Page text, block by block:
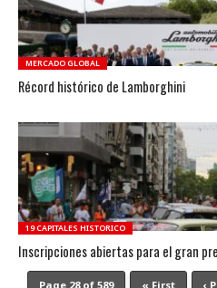
MERCADO GLOBAL
Récord histórico de Lamborghini
19 CAPITALES HISTORICO
Inscripciones abiertas para el gran
Page 28 of 589 « First ‹